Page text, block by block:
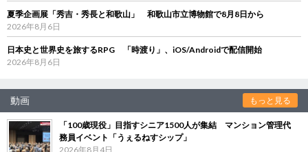
夏季企画展「秀吉・秀長と和歌山」 和歌山市立博物館で8月8日から
2026年8月6日
日本史と世界史を旅するRPG 「時渡り」、iOS/Androidで配信開始
2026年8月6日
動画 もっと見る
「100歳現役」目指すシニア1500人が集結 マンション管理代
務員イベント「うぇるねすシップ」
2026年8月4日